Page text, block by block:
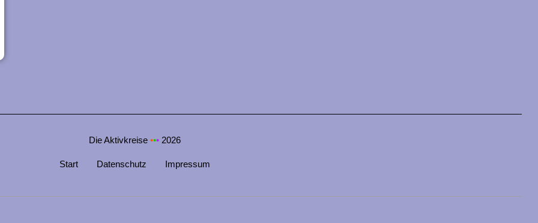
Die Aktivkreise •••2026
Start Datenschutz Impressum